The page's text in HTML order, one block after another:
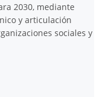
2030, mediante
y articulación
sociales y